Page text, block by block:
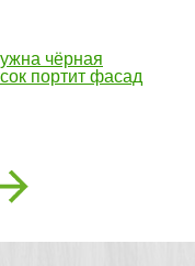
чёрная
портит фасад
Next